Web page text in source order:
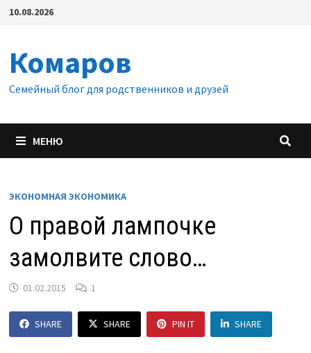
Перейти
10.08.2026
Комаров
Семейный блог для родственников и друзей
МЕНЮ
ЭКОНОМНАЯ ЭКОНОМИКА
О правой лампочке
замолвите слово…
01.02.2015 1
SHARE SHARE PIN IT SHARE